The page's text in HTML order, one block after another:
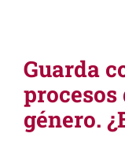
Guarda
género.